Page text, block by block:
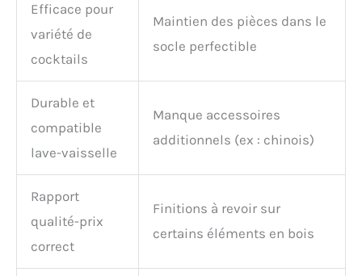
Efficace pour
variété de
cocktails
Maintien des pièces dans le
socle perfectible
Durable et
compatible
lave-vaisselle
Manque accessoires
additionnels (ex : chinois)
Rapport
qualité-prix
correct
Finitions à revoir sur
certains éléments en bois